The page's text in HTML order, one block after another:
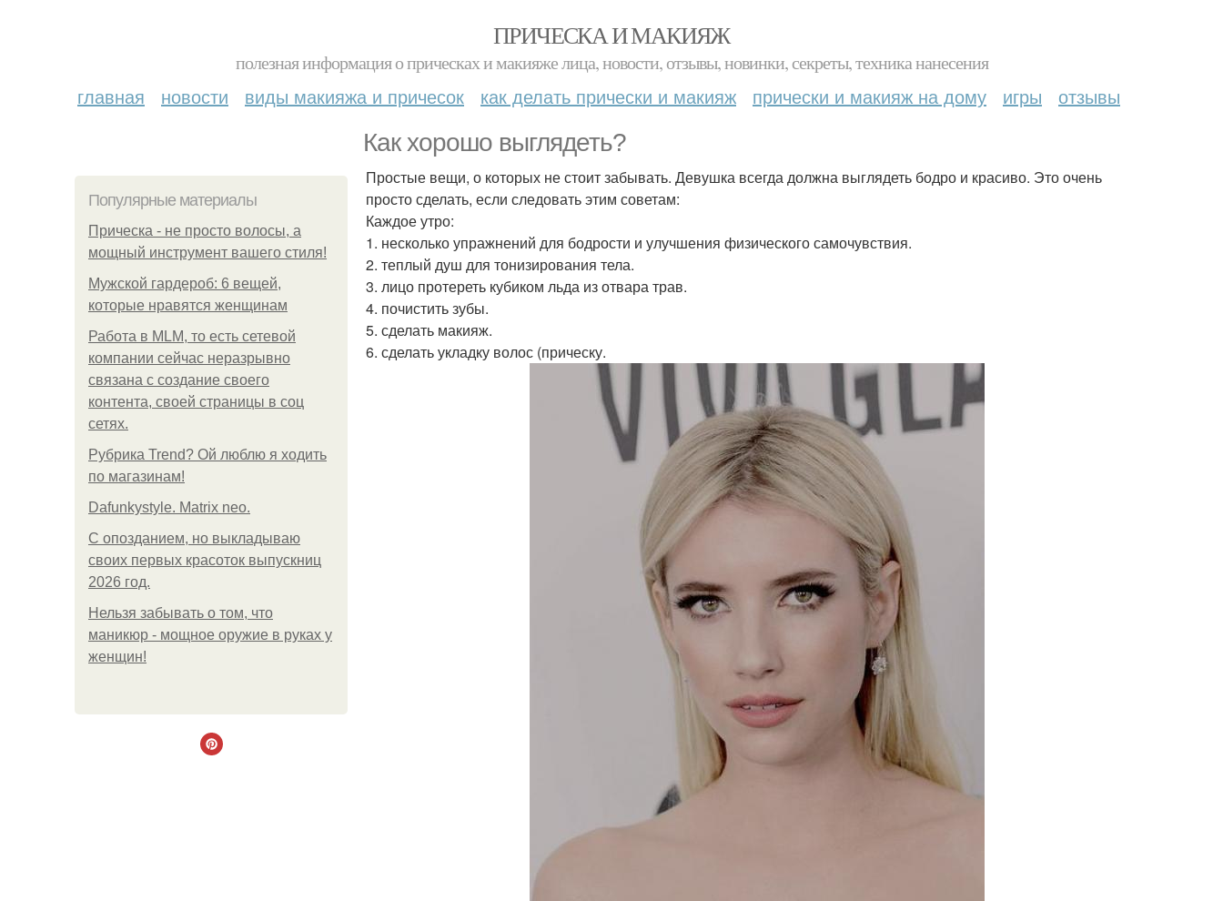
ПРИЧЕСКА И МАКИЯЖ
полезная информация о прическах и макияже лица, новости, отзывы, новинки, секреты, техника нанесения
главная новости виды макияжа и причесок как делать прически и макияж прически и макияж на дому игры отзывы
Как хорошо выглядеть?
Популярные материалы
Прическа - не просто волосы, а
мощный инструмент вашего стиля!
Мужской гардероб: 6 вещей,
которые нравятся женщинам
Работа в MLM, то есть сетевой
компании сейчас неразрывно
связана с создание своего
контента, своей страницы в соц
сетях.
Рубрика Trend? Ой люблю я ходить
по магазинам!
Dafunkystyle. Matrix neo.
С опозданием, но выкладываю
своих первых красоток выпускниц
2026 год.
Нельзя забывать о том, что
маникюр - мощное оружие в руках у
женщин!
Простые вещи, о которых не стоит забывать. Девушка всегда должна выглядеть бодро и красиво. Это очень
просто сделать, если следовать этим советам:
Каждое утро:
1. несколько упражнений для бодрости и улучшения физического самочувствия.
2. теплый душ для тонизирования тела.
3. лицо протереть кубиком льда из отвара трав.
4. почистить зубы.
5. сделать макияж.
6. сделать укладку волос (прическу.